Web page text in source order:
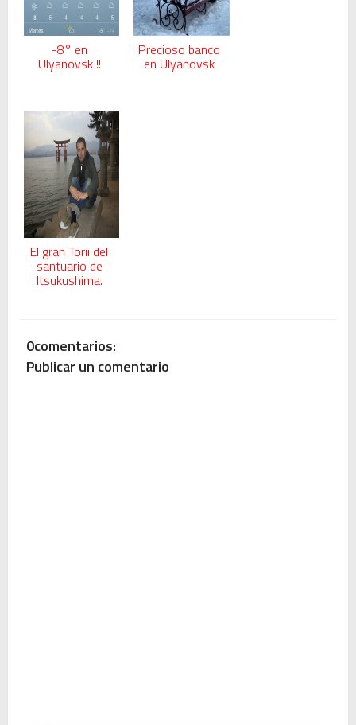
-8° en
Ulyanovsk !!
Precioso banco
en Ulyanovsk
El gran Torii del
santuario de
Itsukushima.
0comentarios:
Publicar un comentario